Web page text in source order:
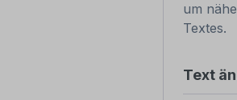
um
Textes.
Text